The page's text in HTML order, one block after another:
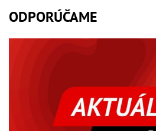
ODPORÚČAME